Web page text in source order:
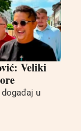
Veliki
u